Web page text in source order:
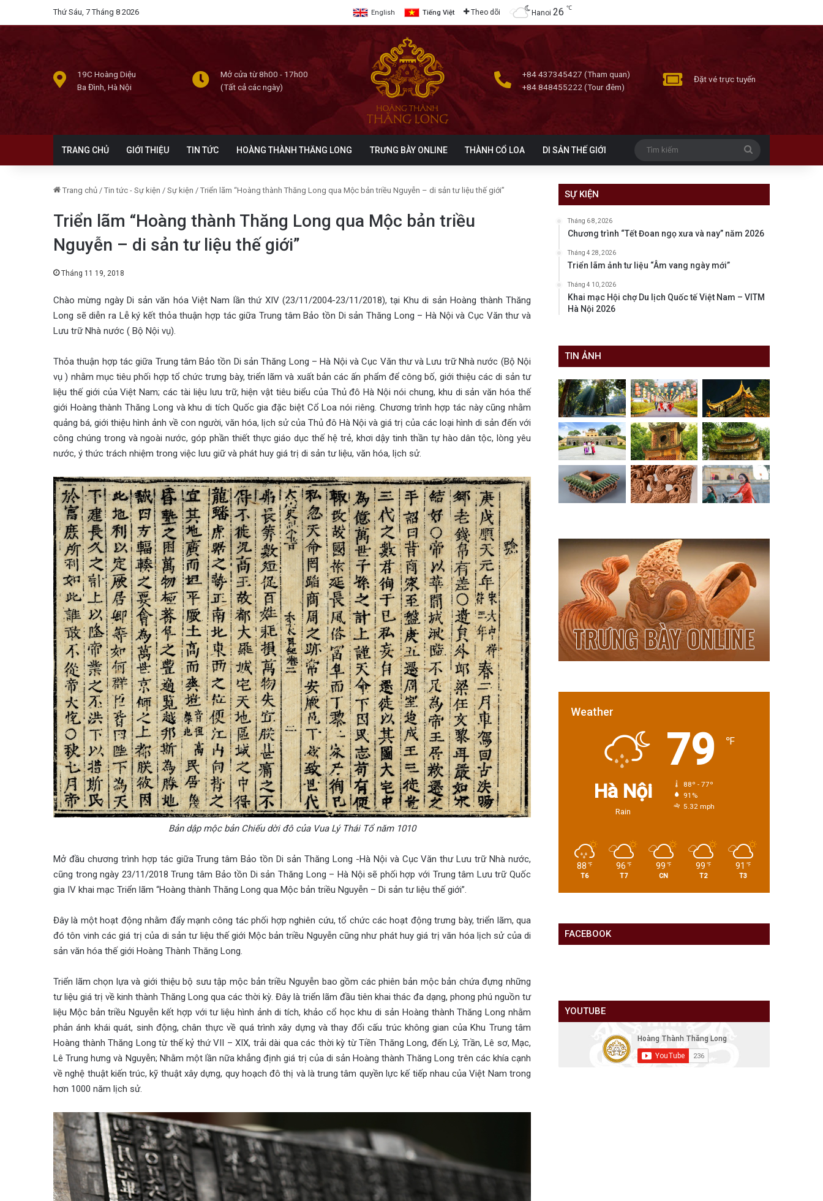
Thứ Sáu, 7 Tháng 8 2026 English Tiếng Việt Theo dõi Hanoi 26 ℃
19C Hoàng Diệu
Ba Đình, Hà Nội
Mở cửa từ 8h00 - 17h00
(Tất cả các ngày)
+84 437345427 (Tham quan)
+84 848455222 (Tour đêm)
Đặt vé trực tuyến
TRANG CHỦ GIỚI THIỆU TIN TỨC HOÀNG THÀNH THĂNG LONG TRƯNG BÀY ONLINE THÀNH CỔ LOA DI SẢN THẾ GIỚI
Trang chủ / Tin tức - Sự kiện / Sự kiện / Triển lãm “Hoàng thành Thăng Long qua Mộc bản triều Nguyễn – di sản tư liệu thế giới”
Triển lãm “Hoàng thành Thăng Long qua Mộc bản triều
Nguyễn – di sản tư liệu thế giới”
Tháng 11 19, 2018
Chào mừng ngày Di sản văn hóa Việt Nam lần thứ XIV (23/11/2004-23/11/2018), tại Khu di sản Hoàng thành Thăng
Long sẽ diễn ra Lễ ký kết thỏa thuận hợp tác giữa Trung tâm Bảo tồn Di sản Thăng Long – Hà Nội và Cục Văn thư và
Lưu trữ Nhà nước ( Bộ Nội vụ).
Thỏa thuận hợp tác giữa Trung tâm Bảo tồn Di sản Thăng Long – Hà Nội và Cục Văn thư và Lưu trữ Nhà nước (Bộ Nội
vụ ) nhằm mục tiêu phối hợp tổ chức trưng bày, triển lãm và xuất bản các ấn phẩm để công bố, giới thiệu các di sản tư
liệu thế giới của Việt Nam; các tài liệu lưu trữ, hiện vật tiêu biểu của Thủ đô Hà Nội nói chung, khu di sản văn hóa thế
giới Hoàng thành Thăng Long và khu di tích Quốc gia đặc biệt Cổ Loa nói riêng. Chương trình hợp tác này cũng nhằm
quảng bá, giới thiệu hình ảnh về con người, văn hóa, lịch sử của Thủ đô Hà Nội và giá trị của các loại hình di sản đến với
công chúng trong và ngoài nước, góp phần thiết thực giáo dục thế hệ trẻ, khơi dậy tinh thần tự hào dân tộc, lòng yêu
nước, ý thức trách nhiệm trong việc lưu giữ và phát huy giá trị di sản tư liệu, văn hóa, lịch sử.
Bản dập mộc bản Chiếu dời đô của Vua Lý Thái Tổ năm 1010
Mở đầu chương trình hợp tác giữa Trung tâm Bảo tồn Di sản Thăng Long -Hà Nội và Cục Văn thư Lưu trữ Nhà nước,
cũng trong ngày 23/11/2018 Trung tâm Bảo tồn Di sản Thăng Long – Hà Nội sẽ phối hợp với Trung tâm Lưu trữ Quốc
gia IV khai mạc Triển lãm “Hoàng thành Thăng Long qua Mộc bản triều Nguyễn – Di sản tư liệu thế giới”.
Đây là một hoạt động nhằm đẩy mạnh công tác phối hợp nghiên cứu, tổ chức các hoạt động trưng bày, triển lãm, qua
đó tôn vinh các giá trị của di sản tư liệu thế giới Mộc bản triều Nguyễn cũng như phát huy giá trị văn hóa lịch sử của di
sản văn hóa thế giới Hoàng Thành Thăng Long.
Triển lãm chọn lựa và giới thiệu bộ sưu tập mộc bản triều Nguyễn bao gồm các phiên bản mộc bản chứa đựng những
tư liệu giá trị về kinh thành Thăng Long qua các thời kỳ. Đây là triển lãm đầu tiên khai thác đa dạng, phong phú nguồn tư
liệu Mộc bản triều Nguyễn kết hợp với tư liệu hình ảnh di tích, khảo cổ học khu di sản Hoàng thành Thăng Long nhằm
phản ánh khái quát, sinh động, chân thực về quá trình xây dựng và thay đổi cấu trúc không gian của Khu Trung tâm
Hoàng thành Thăng Long từ thế kỷ thứ VII – XIX, trải dài qua các thời kỳ từ Tiền Thăng Long, đến Lý, Trần, Lê sơ, Mạc,
Lê Trung hưng và Nguyễn; Nhằm một lần nữa khẳng định giá trị của di sản Hoàng thành Thăng Long trên các khía cạnh
về nghệ thuật kiến trúc, kỹ thuật xây dựng, quy hoạch đô thị và là trung tâm quyền lực kế tiếp nhau của Việt Nam trong
hơn 1000 năm lịch sử.
SỰ KIỆN
Tháng 6 8, 2026
Chương trình “Tết Đoan ngọ xưa và nay” năm 2026
Tháng 4 28, 2026
Triển lãm ảnh tư liệu “Âm vang ngày mới”
Tháng 4 10, 2026
Khai mạc Hội chợ Du lịch Quốc tế Việt Nam – VITM
Hà Nội 2026
TIN ẢNH
Weather
Hà Nội
Rain
79 ℉
88º - 77º
91%
5.32 mph
88 ℉
T6
96 ℉
T7
99 ℉
CN
99 ℉
T2
91 ℉
T3
FACEBOOK
YOUTUBE